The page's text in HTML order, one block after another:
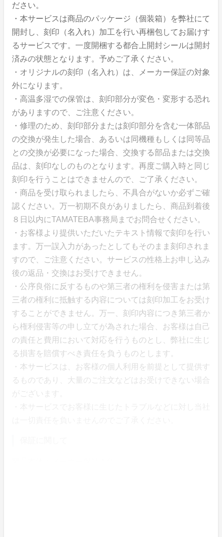
ださい。
・本サービスは商品のパッケージ（個装箱）を弊社にて
開封し、刻印（名入れ）加工を行い再梱包してお届けす
るサービスです。一度開梱する都合上開封シールは開封
済みの状態となります。予めご了承ください。
・オリジナルの刻印（名入れ）は、メーカー保証の対象
外になります。
・高温多湿での保管は、刻印部分が変色・変形する恐れ
がありますので、ご注意ください。
・修理のため、刻印部分または刻印部分を含む一体部品
の交換が発生した場合、あるいは同機種もしくは同等品
との交換が必要になった場合、交換する部品または交換
品は、刻印なしのものとなります。再度ご購入時と同じ
刻印を行うことはできませんので、ご了承ください。
・商品を受け取られましたら、不具合がないか必ずご確
認ください。万一初期不良がありましたら、商品到着後
８日以内にTAMATEBA事務局までお問合せください。
・お客様より提供いただいたテキスト情報で刻印を行い
ます。万一誤入力があったとしてもそのまま刻印されま
すので、ご注意ください。サービスの性格上お申し込み
後の返品・交換はお受けできません。
・公序良俗に反するものや第三者の権利を侵害または第
三者の権利に抵触する内容については刻印加工をお受け
することができません。万一、刻印内容につき第三者か
ら権利侵害等の申し立てが為された場合、お客様は自己
の責任と費用において対応を行うものとし、弊社に生じ
る損害を賠償すべき責任を負うものとします。
・本サービスは、お客様の個人利用を前提として提供す
るものであり、大量のご注文などはお受けできない場合
がございます。